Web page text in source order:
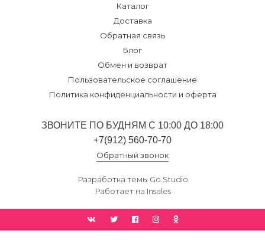
Каталог
Доставка
Обратная связь
Блог
Обмен и возврат
Пользовательское соглашение
Политика конфиденциальности и оферта
ЗВОНИТЕ ПО БУДНЯМ С 10:00 ДО 18:00
+7(912) 560-70-70
Обратный звонок
Разработка темы Go.Studio
Работает на Insales